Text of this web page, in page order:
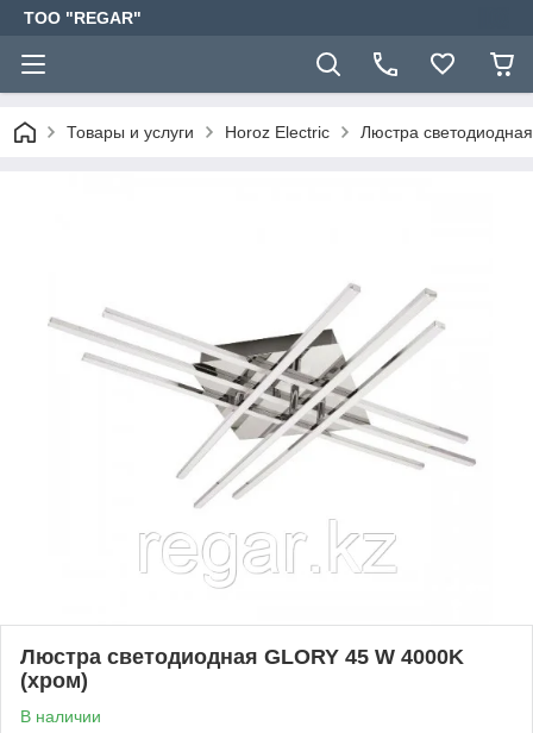
TOO "REGAR"
Товары и услуги Horoz Electric Люстра
Люстра светодиодная GLORY 45 W 4000K
(хром)
В наличии